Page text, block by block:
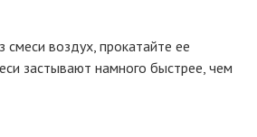
смеси воздух, прокатайте ее
застывают намного быстрее, чем